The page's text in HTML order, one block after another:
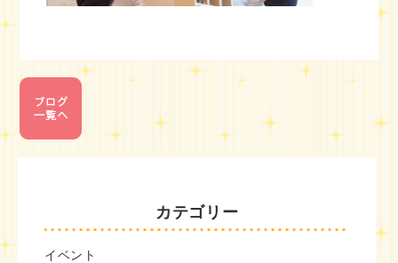
カテゴリー
イベント